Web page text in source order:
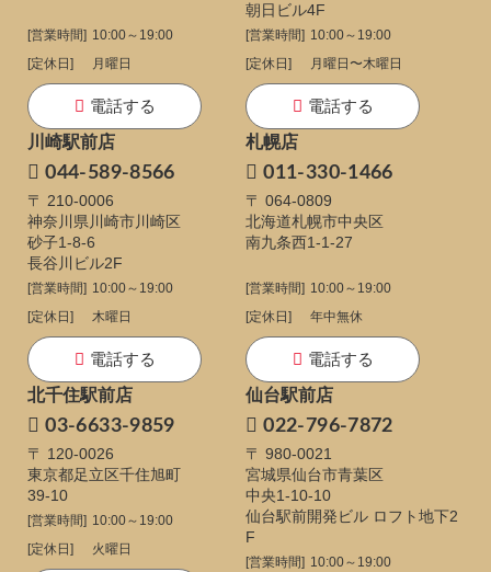
[営業時間] 10:00～19:00
[定休日]
月曜日
電話する
朝日ビル4F
[営業時間] 10:00～19:00
[定休日]
月曜日〜木曜日
電話する
川崎駅前店
044-589-8566
〒 210-0006
神奈川県川崎市川崎区
砂子1-8-6
長谷川ビル2F
[営業時間] 10:00～19:00
[定休日]
木曜日
電話する
札幌店
011-330-1466
〒 064-0809
北海道札幌市中央区
南九条西1-1-27
[営業時間] 10:00～19:00
[定休日]
年中無休
電話する
北千住駅前店
03-6633-9859
〒 120-0026
東京都足立区千住旭町
39-10
[営業時間] 10:00～19:00
[定休日]
火曜日
仙台駅前店
022-796-7872
〒 980-0021
宮城県仙台市青葉区
中央1-10-10
仙台駅前開発ビル ロフト地下2
F
[営業時間] 10:00～19:00